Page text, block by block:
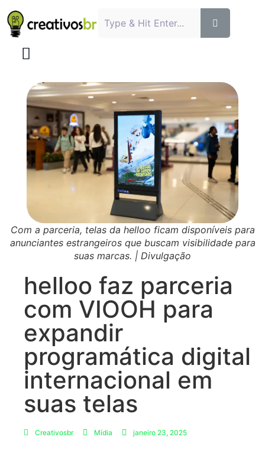
Com a parceria, telas da helloo ficam disponíveis para
anunciantes estrangeiros que buscam visibilidade para
suas marcas. | Divulgação
helloo faz parceria
com VIOOH para
expandir
programática digital
internacional em
suas telas
Creativosbr Mídia janeiro 23, 2025